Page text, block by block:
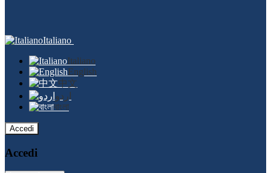
Italiano
Italiano
English
中文
اردو
বাংলা
Accedi
Accedi